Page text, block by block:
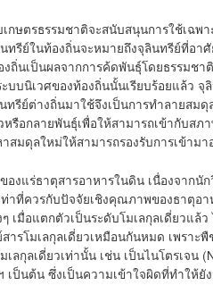
กษตรธรรมชาติจะสนับสนุนการใช้เฉพ
ทรีย์ในท้องถิ่นจะหมายถึงจุลินทรีย์ที่อา
ถิ่นเป็นผลจากการค้ดพันธุ์โดยธรรมช
บบนิเวศของท้องถิ่นนั้นเรียบร้อยแล้ว
ทรีย์ต่างถิ่นมาใช้จึงเป็นการทำลายสม
รือกลายพันธุ์เพื่อให้สามารถเข้ากับส
สมดุลใหม่ให้สามารถรองรับการเข้า
องแร่ธาตุสารอาหารในดิน เนื่องจากนั
าที่ควรกับปัจจัยเชิงคุณภาพของธาตุอ
เมื่อแตกตัวเป็นระดับโมเลกุลเดี่ยวแล้
ารโมเลกุลเดี่ยวเหมือนกันหมด เพราะ
เลกุลเดี่ยวเท่านั้น เช่น เป็นไนโตรเจ
เป็นต้น ซึ่งเป็นความเข้าใจผิดที่ทำให้ยั